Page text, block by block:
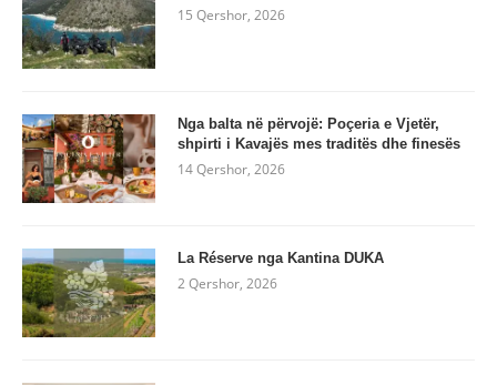
15 Qershor, 2026
Nga balta në përvojë: Poçeria e Vjetër,
shpirti i Kavajës mes traditës dhe finesës
14 Qershor, 2026
La Réserve nga Kantina DUKA
2 Qershor, 2026